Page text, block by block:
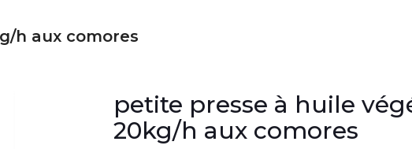
h aux comores
petite presse à huile
20kg/h aux comores